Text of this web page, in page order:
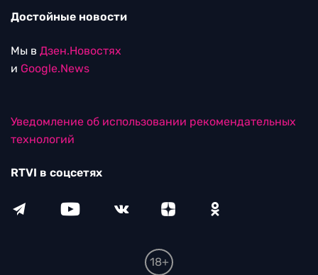
Достойные новости
Мы в Дзен.Новостях
и Google.News
Уведомление об использовании рекомендательных
технологий
RTVI в соцсетях
18+